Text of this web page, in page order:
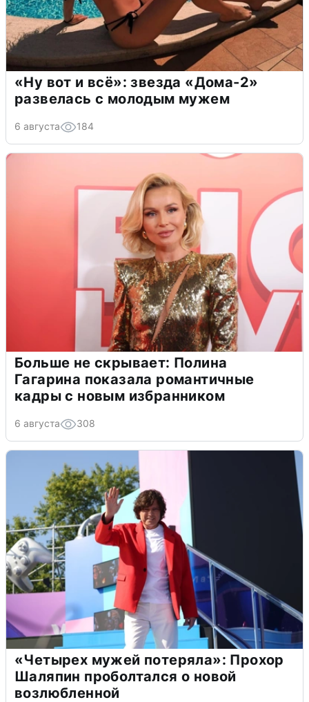
«Ну вот и всё»: звезда «Дома-2»
развелась с молодым мужем
6 августа 184
Больше не скрывает: Полина
Гагарина показала романтичные
кадры с новым избранником
6 августа 308
«Четырех мужей потеряла»: Прохор
Шаляпин проболтался о новой
возлюбленной